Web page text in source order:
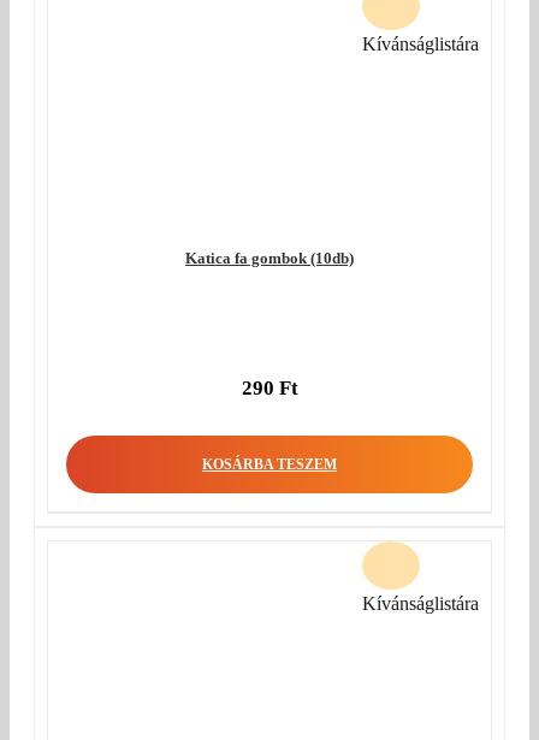
Katica fa gombok (10db)
290 Ft
KOSÁRBA TESZEM
Kívánságlistára
Kívánságlistára